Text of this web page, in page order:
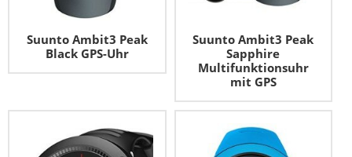
Suunto Ambit3 Peak
Black GPS-Uhr
Suunto Ambit3 Peak
Sapphire
Multifunktionsuhr
mit GPS